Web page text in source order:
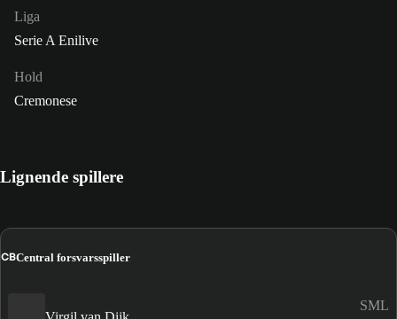
Liga
Serie A Enilive
Hold
Cremonese
Lignende spillere
CBCentral forsvarsspiller
SML